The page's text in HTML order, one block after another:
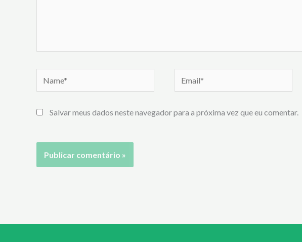
Name* Email*
Salvar meus dados neste navegador para a próxima vez que eu comentar.